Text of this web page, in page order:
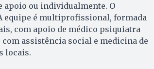
apoio ou individualmente. O
equipe é multiprofissional, formada
com apoio de médico psiquiatra
assistência social e medicina de
locais.